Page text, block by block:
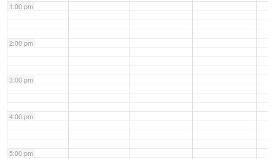
1:00 pm
2:00 pm
3:00 pm
4:00 pm
5:00 pm